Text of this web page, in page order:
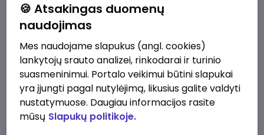
1230 - 1325 €/mėn. Prieš mokesčius
prieš 3 d.
AI Transformation & Automation Engineer
Indigroup Recruitment Kaunas
🍪 Atsakingas duomenų
naudojimas
Mes naudojame slapukus (angl. cookies)
lankytojų srauto analizei, rinkodarai ir turinio
suasmeninimui. Portalo veikimui būtini slapukai
yra įjungti pagal nutylėjimą, likusius galite valdyti
nustatymuose. Daugiau informacijos rasite
mūsų Slapukų politikoje.